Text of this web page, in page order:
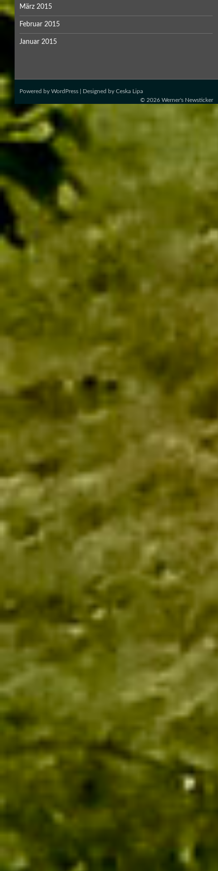
März 2015
Februar 2015
Januar 2015
Powered by WordPress | Designed by Ceska Lipa
© 2026 Werner's Newsticker